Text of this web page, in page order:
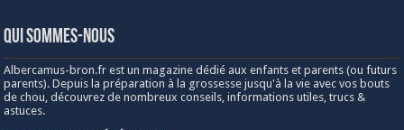
Qui sommes-nous
Albercamus-bron.fr est un magazine dédié aux enfants et parents (ou futurs
parents). Depuis la préparation à la grossesse jusqu'à la vie avec vos bouts
de chou, découvrez de nombreux conseils, informations utiles, trucs &
astuces.